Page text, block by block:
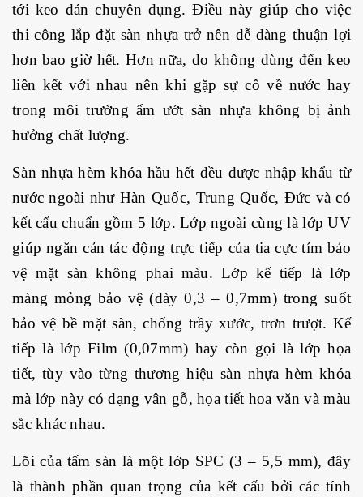
tới keo dán chuyên dụng. Điều này giúp cho việc
thi công lắp đặt sàn nhựa trở nên dễ dàng thuận lợi
hơn bao giờ hết. Hơn nữa, do không dùng đến keo
liên kết với nhau nên khi gặp sự cố về nước hay
trong môi trường ẩm ướt sàn nhựa không bị ảnh
hưởng chất lượng.
Sàn nhựa hèm khóa hầu hết đều được nhập khẩu từ
nước ngoài như Hàn Quốc, Trung Quốc, Đức và có
kết cấu chuẩn gồm 5 lớp. Lớp ngoài cùng là lớp UV
giúp ngăn cản tác động trực tiếp của tia cực tím bảo
vệ mặt sàn không phai màu. Lớp kế tiếp là lớp
màng mỏng bảo vệ (dày 0,3 – 0,7mm) trong suốt
bảo vệ bề mặt sàn, chống trầy xước, trơn trượt. Kế
tiếp là lớp Film (0,07mm) hay còn gọi là lớp họa
tiết, tùy vào từng thương hiệu sàn nhựa hèm khóa
mà lớp này có dạng vân gỗ, họa tiết hoa văn và màu
sắc khác nhau.
Lõi của tấm sàn là một lớp SPC (3 – 5,5 mm), đây
là thành phần quan trọng của kết cấu bởi các tính